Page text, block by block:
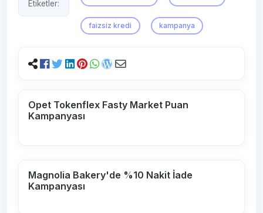
Etiketler:
faizsiz kredi kampanya
Opet Tokenflex Fasty Market Puan
Kampanyası
Magnolia Bakery'de %10 Nakit İade
Kampanyası